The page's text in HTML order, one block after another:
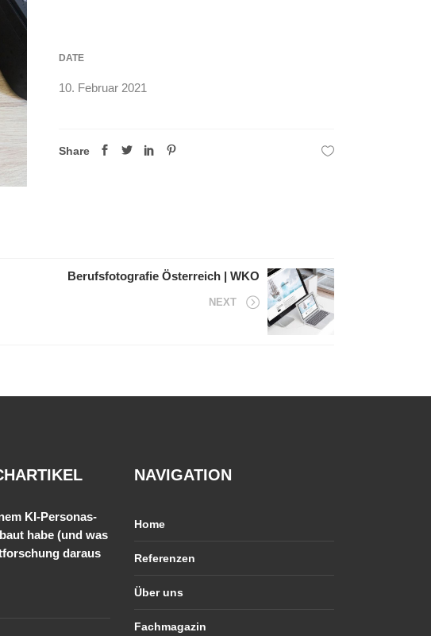
DATE
10. Februar 2021
Share
Berufsfotografie Österreich | WKO
NEXT
KI-Personas-
habe (und was
daraus
NAVIGATION
Home
Referenzen
Über uns
Fachmagazin